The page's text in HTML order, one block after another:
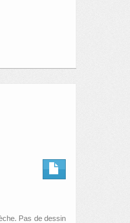
Pas de dessin